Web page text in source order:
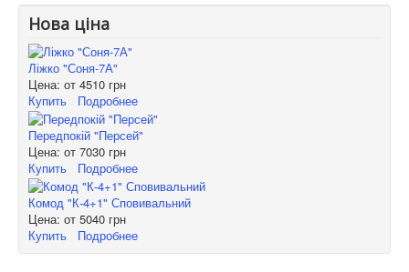
Нова ціна
Ліжко "Соня-7А"
Цена: от 4510 грн
Купить
Подробнее
Передпокій "Персей"
Цена: от 7030 грн
Купить
Подробнее
Комод "К-4+1" Сповивальний
Цена: от 5040 грн
Купить
Подробнее